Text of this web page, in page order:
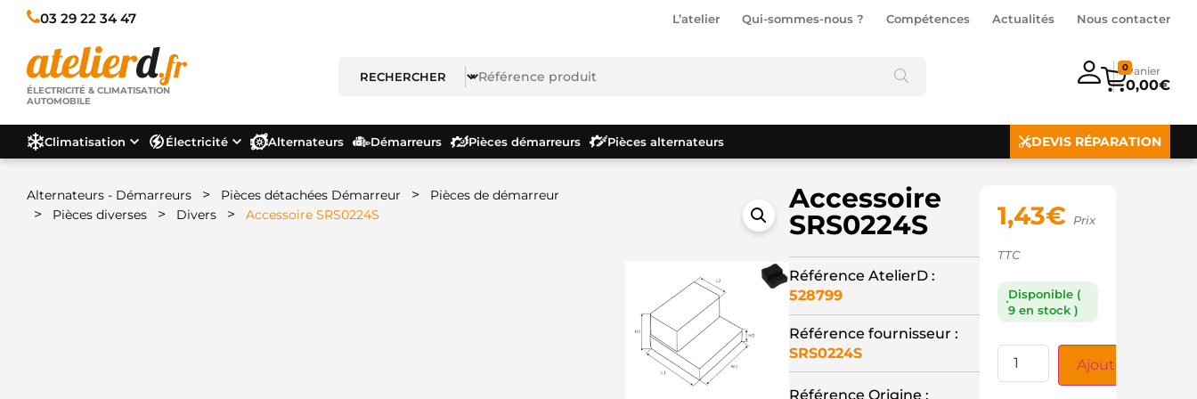
03 29 22 34 47 L’atelier Qui-sommes-nous ? Compétences Actualités Nous contacter
ÉLECTRICITÉ & CLIMATISATION
AUTOMOBILE
0,00€
0
Climatisation Électricité Alternateurs Démarreurs Pièces démarreurs Pièces alternateurs DEVIS RÉPARATION
Alternateurs - Démarreurs > Pièces détachées Démarreur > Pièces de démarreur
> Pièces diverses > Divers > Accessoire SRS0224S
Accessoire
SRS0224S
Référence AtelierD :
528799
Référence fournisseur :
SRS0224S
Référence Origine :
1,43€ Prix
TTC
Disponible (
9 en stock )
Ajouter au